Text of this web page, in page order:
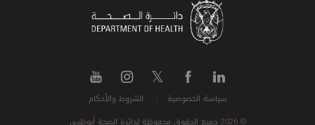
سياسة الخصوصية
الشروط والأحكام